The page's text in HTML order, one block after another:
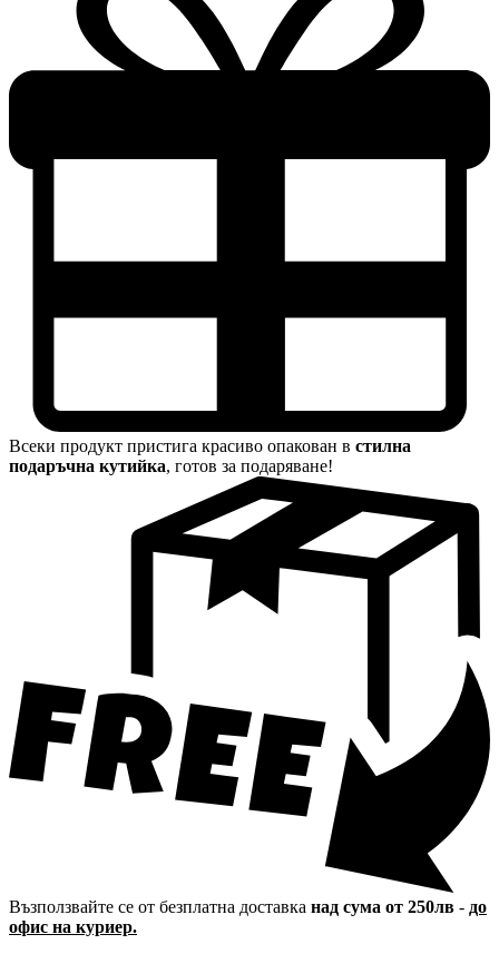
Всеки продукт пристига красиво опакован в стилна
подаръчна кутийка, готов за подаряване!
Възползвайте се от безплатна доставка над сума от 250лв - до
офис на куриер.